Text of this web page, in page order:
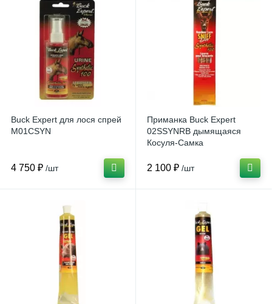
Buck Expert для лося спрей
M01CSYN
4 750 ₽ /шт
Приманка Buck Expert
02SSYNRB дымящаяся
Косуля-Самка
2 100 ₽ /шт